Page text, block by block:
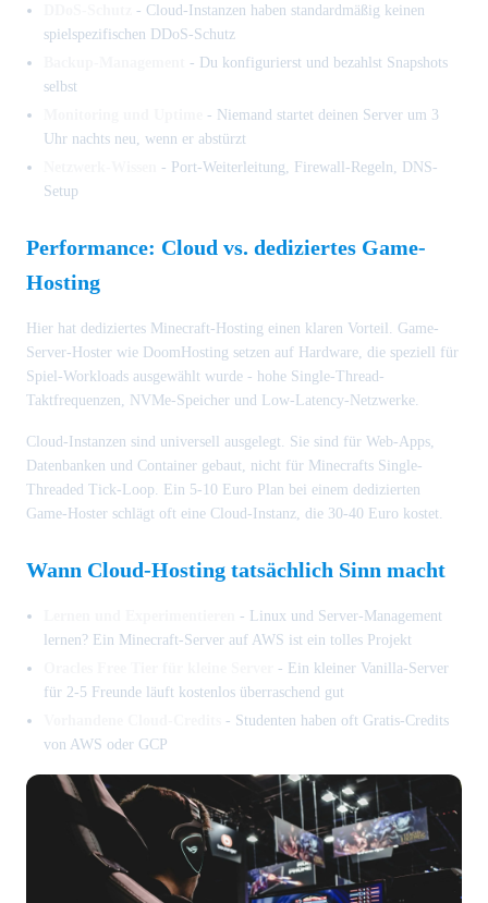
- Cloud-Instanzen haben standardmäßig keinen
spielspezifischen DDoS-Schutz
- Du konfigurierst und bezahlst Snapshots
selbst
- Niemand startet deinen Server um 3
Uhr nachts neu, wenn er abstürzt
- Port-Weiterleitung, Firewall-Regeln, DNS-
Setup
Performance: Cloud vs. dediziertes Game-
Hosting
Hier hat dediziertes Minecraft-Hosting einen klaren Vorteil. Game-
Server-Hoster wie DoomHosting setzen auf Hardware, die speziell für
Spiel-Workloads ausgewählt wurde - hohe Single-Thread-
Taktfrequenzen, NVMe-Speicher und Low-Latency-Netzwerke.
Cloud-Instanzen sind universell ausgelegt. Sie sind für Web-Apps,
Datenbanken und Container gebaut, nicht für Minecrafts Single-
Threaded Tick-Loop. Ein 5-10 Euro Plan bei einem dedizierten
Game-Hoster schlägt oft eine Cloud-Instanz, die 30-40 Euro kostet.
Wann Cloud-Hosting tatsächlich Sinn macht
- Linux und Server-Management
lernen? Ein Minecraft-Server auf AWS ist ein tolles Projekt
- Ein kleiner Vanilla-Server
für 2-5 Freunde läuft kostenlos überraschend gut
- Studenten haben oft Gratis-Credits
von AWS oder GCP